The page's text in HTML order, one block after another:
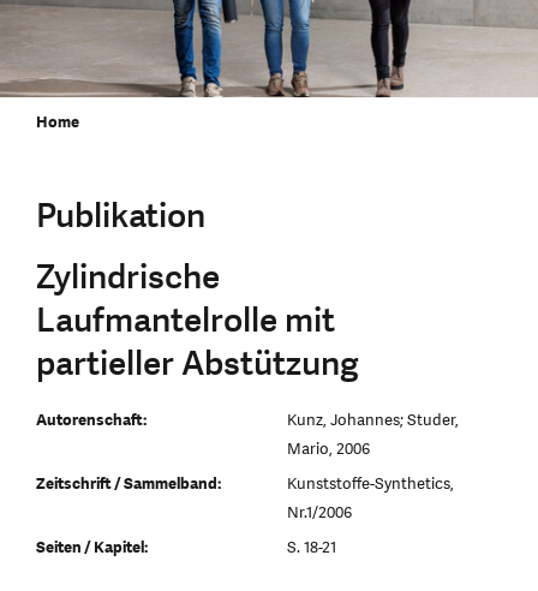
Home
Publikation
Zylindrische
Laufmantelrolle mit
partieller Abstützung
Autorenschaft:
Kunz, Johannes; Studer,
Mario, 2006
Zeitschrift / Sammelband:
Kunststoffe-Synthetics,
Nr.1/2006
Seiten / Kapitel:
S. 18-21